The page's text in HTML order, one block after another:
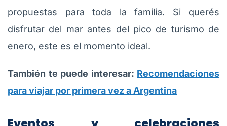
propuestas para toda la familia. Si querés
disfrutar del mar antes del pico de turismo de
enero, este es el momento ideal.
También te puede interesar: Recomendaciones
para viajar por primera vez a Argentina